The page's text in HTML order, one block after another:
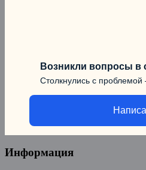
Возникли вопросы в
Столкнулись с
Информация